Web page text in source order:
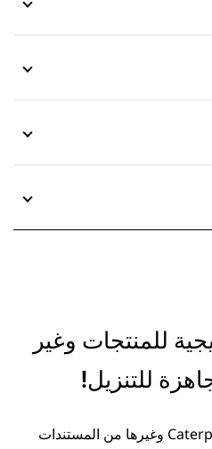
للمنتجات وغير
للتنزيل!
تتوفر كتيبات منتجات Caterpillar وغيرها من المستندات